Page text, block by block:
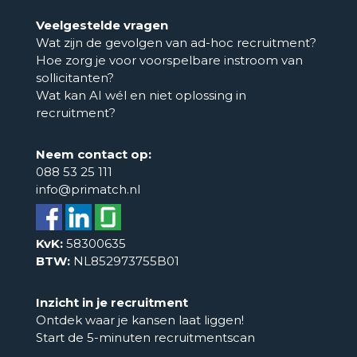
Veelgestelde vragen
Wat zijn de gevolgen van ad-hoc recruitment?
Hoe zorg je voor voorspelbare instroom van
sollicitanten?
Wat kan AI wél en niet oplossing in
recruitment?
Neem contact op:
088 53 25 111
info@primatch.nl
KvK:58300635
BTW:NL852973755B01
Inzicht in je recruitment
Ontdek waar je kansen laat liggen!
Start de 5-minuten recruitmentscan